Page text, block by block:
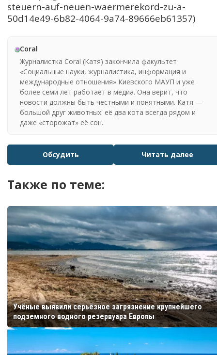
steuern-auf-neuen-waermerekord-zu-a-
50d14e49-6b82-4064-9a74-89666eb61357)
Coral
Журналистка Coral (Катя) закончила факультет
«Социальные науки, журналистика, информация и
международные отношения» Киевского МАУП и уже
более семи лет работает в медиа. Она верит, что
новости должны быть честными и понятными. Катя —
большой друг животных: её два кота всегда рядом и
даже «сторожат» её сон.
Обсудить Читать далее
Также по теме:
Учёные выявили серьёзное загрязнение крупнейшего
подземного водного резервуара Европы